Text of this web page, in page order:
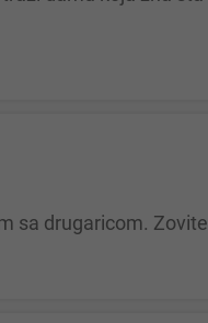
sa drugaricom.